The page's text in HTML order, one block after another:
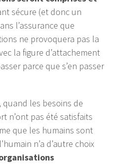
sécure (et donc un
l’assurance que
ne provoquera pas la
la figure d’attachement
parce que s’en passer
les besoins de
n’ont pas été satisfaits
que les humains sont
n’a d’autre choix